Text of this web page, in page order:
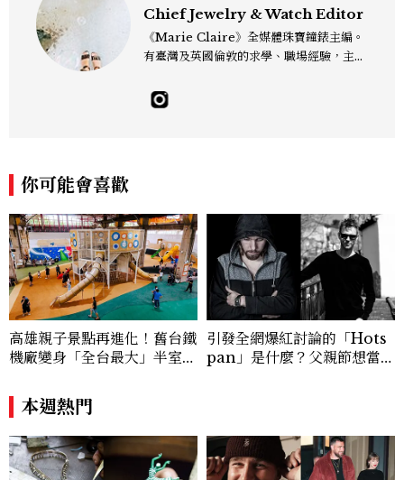
Chief Jewelry & Watch Editor
《Marie Claire》全媒體珠寶鐘錶主編。
有臺灣及英國倫敦的求學、職場經驗，主修
佳人》編輯工作內容，包括錶展等國際活動
採訪、珠寶市場動態等專題，及視覺拍攝執
你可能會喜歡
高雄親子景點再進化！舊台鐵
機廠變身「全台最大」半室內
費玩到飽
引發全網爆紅討論的「Hots
pan」是什麼？父親節想當天
本週熱門